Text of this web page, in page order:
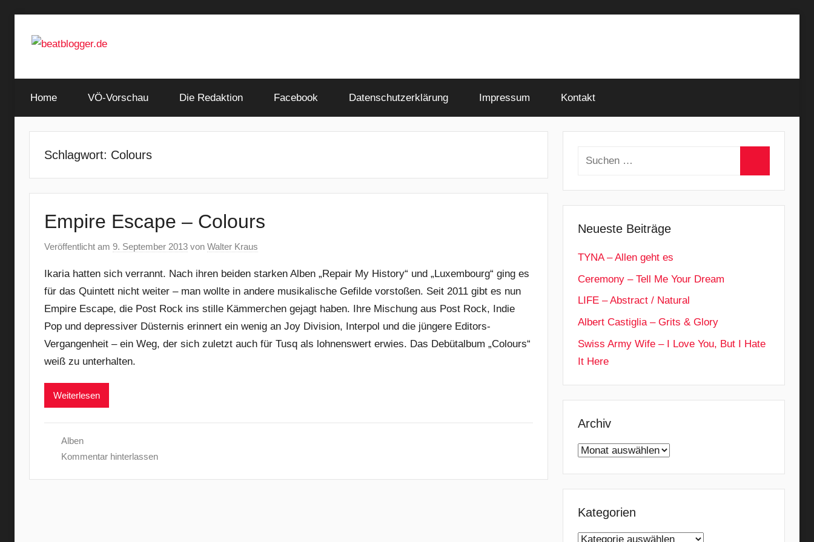
Inhalt
beatblogger.de
and
the
Home VÖ-Vorschau Die Redaktion Facebook Datenschutzerklärung Impressum Kontakt
Schlagwort: Colours
Empire Escape – Colours
Veröffentlicht am 9. September 2013 von Walter Kraus
Ikaria hatten sich verrannt. Nach ihren beiden starken Alben „Repair My History“ und „Luxembourg“ ging es
für das Quintett nicht weiter – man wollte in andere musikalische Gefilde vorstoßen. Seit 2011 gibt es nun
Empire Escape, die Post Rock ins stille Kämmerchen gejagt haben. Ihre Mischung aus Post Rock, Indie
Pop und depressiver Düsternis erinnert ein wenig an Joy Division, Interpol und die jüngere Editors-
Vergangenheit – ein Weg, der sich zuletzt auch für Tusq als lohnenswert erwies. Das Debütalbum „Colours“
weiß zu unterhalten.
Weiterlesen
Alben
Kommentar hinterlassen
Suchen
Neueste Beiträge
TYNA – Allen geht es
Ceremony – Tell Me Your Dream
LIFE – Abstract / Natural
Albert Castiglia – Grits & Glory
Swiss Army Wife – I Love You, But I Hate
It Here
Archiv
Archiv
Kategorien
Kategorien